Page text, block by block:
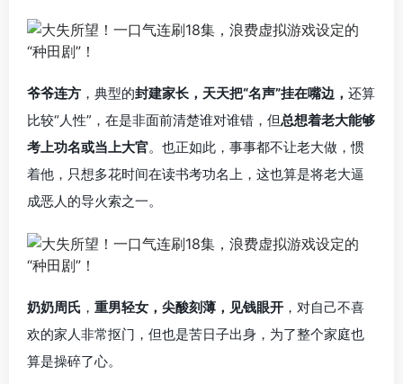
爷爷连方 ，典型的封建家长，天天把“名声”挂在嘴边， 还算
比较“人性”，在是非面前清楚谁对谁错，但总想着老大能够
考上功名或当上大官。也正如此，事事都不让老大做，惯
着他，只想多花时间在读书考功名上，这也算是将老大逼
成恶人的导火索之一。
奶奶周氏 ， 重男轻女，尖酸刻薄，见钱眼开 ，对自己不喜
欢的家人非常抠门，但也是苦日子出身，为了整个家庭也
算是操碎了心。